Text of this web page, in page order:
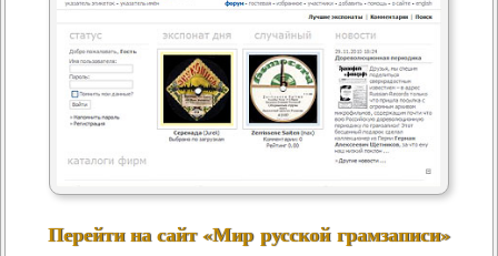
Перейти на сайт «Мир русской грамзаписи»